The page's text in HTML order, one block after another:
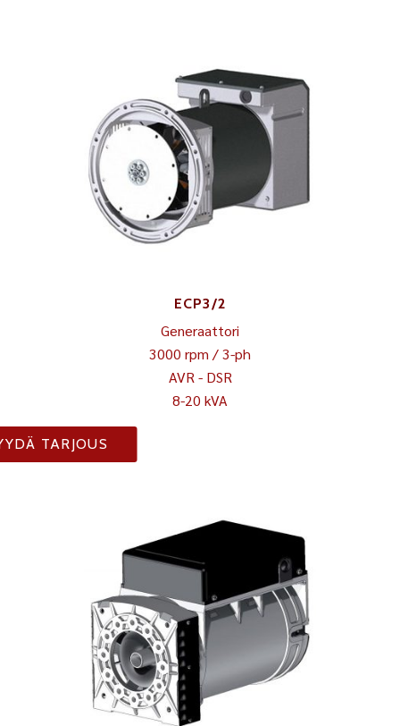
ECP3/2
Generaattori
3000 rpm / 3-ph
AVR - DSR
8-20 kVA
TARJOUS